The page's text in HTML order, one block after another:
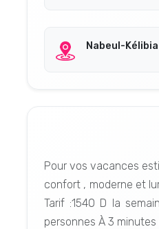
Nabeul-Kélibia
Pour vos vacances
confort , moderne et
Tarif :1540 D la
personnes À 3